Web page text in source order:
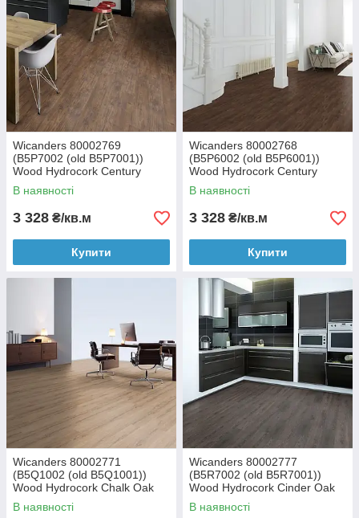
Wicanders 80002769
(B5P7002 (old B5P7001))
Wood Hydrocork Century
Fawn Pine замкова вінілова
плитка
В наявності
3 328 ₴/кв.м
Купити
Wicanders 80002768
(B5P6002 (old B5P6001))
Wood Hydrocork Century
Morocco Pine замковая
виниловая плитка
В наявності
3 328 ₴/кв.м
Купити
Wicanders 80002771
(B5Q1002 (old B5Q1001))
Wood Hydrocork Chalk Oak
замкова вінілова плитка
В наявності
Wicanders 80002777
(B5R7002 (old B5R7001))
Wood Hydrocork Cinder Oak
замкова вінілова плитка
В наявності